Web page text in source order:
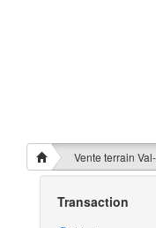
Vente terrain
Transaction